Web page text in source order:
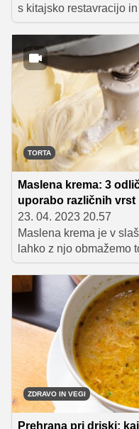
s kitajsko restavracijo
predstavlja pico s
TORTA
Maslena krema: 3
uporabo različnih vrst
23. 04. 2023 20.57
Maslena krema je v
lahko z njo obmažemo
pa z njo dekoriramo
pecivo. Njen čar je
dosežemo z
sestavinami. Seznanili
priljubljenimi maslenimi
slaščičarstvu, ter vam
nasvetov za njihovo
ZDRAVO IN VEGI
Prehrana pri driski: